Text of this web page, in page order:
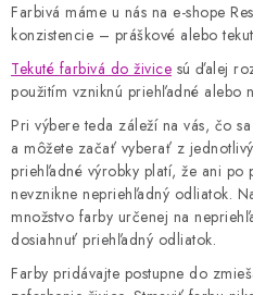
BLOG
KONTAKTY
Doprava a platba Kontakty
Prečo nakúpiť na Resin Studiu
Všeobecné obchodné podmienky
Spolupracujte s nami
Galéria
Hodnotenie obchodu
Farbivá máme u nás na e-shope
konzistencie – práškové alebo
Tekuté farbivá do živice sú ďalej
použitím vzniknú priehľadné alebo
Pri výbere teda záleží na vás, čo
a môžete začať vyberať z
priehľadné výrobky platí, že ani po
nevznikne nepriehľadný odliatok.
množstvo farby určenej na
dosiahnuť priehľadný odliatok.
Farby pridávajte postupne do